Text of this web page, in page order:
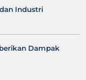
Industri
Dampak